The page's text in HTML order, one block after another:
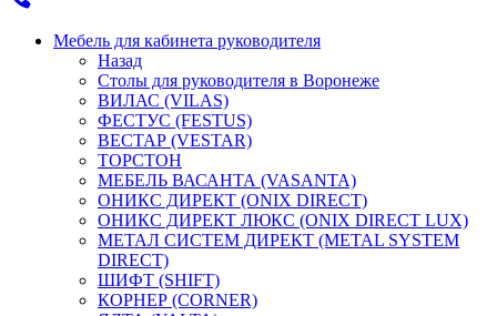
Мебель для кабинета руководителя
Назад
Столы для руководителя в Воронеже
ВИЛАС (VILAS)
ФЕСТУС (FESTUS)
ВЕСТАР (VESTAR)
ТОРСТОН
МЕБЕЛЬ ВАСАНТА (VASANTA)
ОНИКС ДИРЕКТ (ONIX DIRECT)
ОНИКС ДИРЕКТ ЛЮКС (ONIX DIRECT LUX)
МЕТАЛ СИСТЕМ ДИРЕКТ (METAL SYSTEM
DIRECT)
ШИФТ (SHIFT)
КОРНЕР (CORNER)